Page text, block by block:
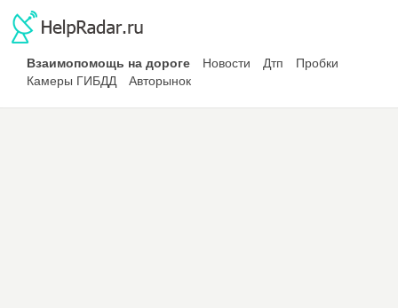
Взаимопомощь на дороге Новости Дтп
Пробки
Камеры ГИБДД
Авторынок